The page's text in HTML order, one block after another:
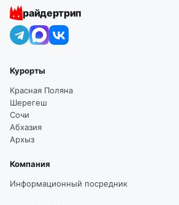
райдертрип
Курорты
Красная Поляна
Шерегеш
Сочи
Абхазия
Архыз
Компания
Информационный посредник